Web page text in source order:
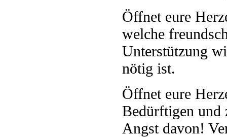
Öffnet eure
welche
Unterstützung
nötig ist.
Öffnet eure
Bedürftigen und
Angst davon!